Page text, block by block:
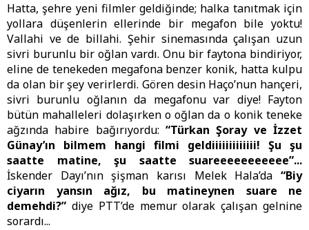
Hatta, şehre yeni filmler geldiğinde; halka tanıtmak için
yollara düşenlerin ellerinde bir megafon bile yoktu!
Vallahi ve de billahi. Şehir sinemasında çalışan uzun
sivri burunlu bir oğlan vardı. Onu bir faytona bindiriyor,
eline de tenekeden megafona benzer konik, hatta kulpu
da olan bir şey verirlerdi. Gören desin Haço’nun hançeri,
sivri burunlu oğlanın da megafonu var diye! Fayton
bütün mahalleleri dolaşırken o oğlan da o konik teneke
ağzında habire bağırıyordu: “Türkan Şoray ve İzzet
Günay’ın bilmem hangi filmi geldiiiiiiiiiiiii! Şu şu
saatte matine, şu saatte suareeeeeeeeeee”...
İskender Dayı’nın şişman karısı Melek Hala’da “Biy
ciyarın yansın ağız, bu matineynen suare ne
demehdi?” diye PTT’de memur olarak çalışan gelnine
sorardı...